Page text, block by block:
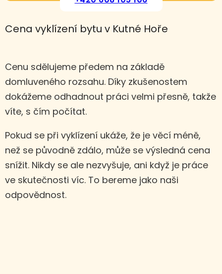
Cena vyklízení bytu v Kutné Hoře
Cenu sdělujeme předem na základě
domluveného rozsahu. Díky zkušenostem
dokážeme odhadnout práci velmi přesně, takže
víte, s čím počítat.
Pokud se při vyklízení ukáže, že je věcí méně,
než se původně zdálo, může se výsledná cena
snížit. Nikdy se ale nezvyšuje, ani když je práce
ve skutečnosti víc. To bereme jako naši
odpovědnost.